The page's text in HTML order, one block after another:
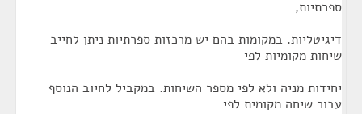
ספרתיות,
דיגיטליות. במקומות בהם יש מרכזות ספרתיות ניתן לחייב
שיחות מקומיות לפי
יחידות מניה ולא לפי מספר השיחות. במקביל לחיוב הנוסף
עבור שיחה מקומית לפי